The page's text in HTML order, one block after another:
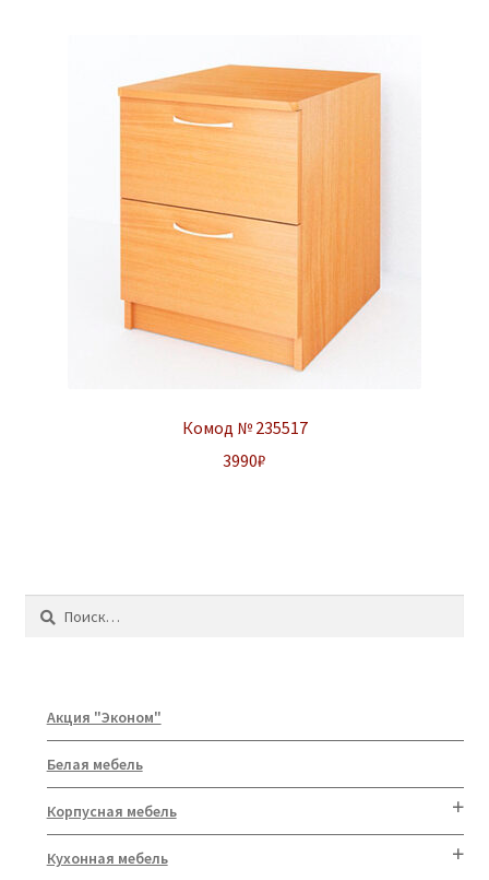
Комод № 235517
3990₽
Найти:
Акция "Эконом"
Белая мебель
Корпусная мебель
Кухонная мебель